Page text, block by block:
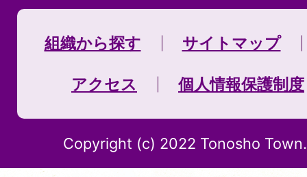
組織から探す サイトマップ
アクセス 個人情報保護制度
Copyright (c) 2022 Tonosho